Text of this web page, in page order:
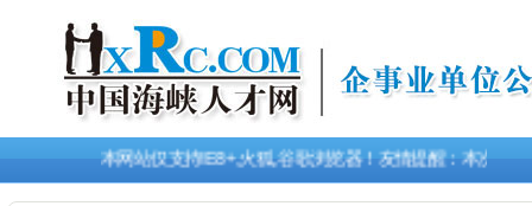
本网站仅支持IE8+,火狐,谷歌浏览器！友情提醒：本次招